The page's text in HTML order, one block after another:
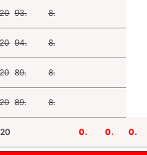
93. 8.
94. 8.
89. 8.
89. 8.
0. 0. 0.